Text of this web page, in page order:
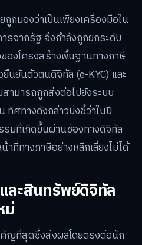
ถูกมองว่าเป็นเพียงเครื่องมือใน
รจากรัฐ จึงกำลังถูกยกระดับ
องโครงสร้างพื้นฐานทางภาษี
นยันตัวตนดิจิทัล (e-KYC) และ
ามารถถูกส่งต่อไปยังระบบ
ทิศทางดังกล่าวบ่งชี้ว่าในปี
มที่เกิดขึ้นผ่านช่องทางดิจิทัล
าที่ทางภาษีอย่างหลีกเลี่ยงไม่ได้
ละสินทรัพย์ดิจิทัล
ม่
ญที่สุดซึ่งส่งผลโดยตรงต่อนัก